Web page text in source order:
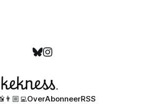
👨🏼‍💻OverAbonneerRSS